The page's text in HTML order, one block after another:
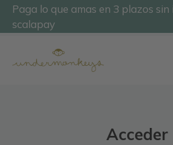
SaltarPaga lo que amas en 3 plazos
scalapay
Acceder